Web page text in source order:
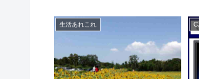
生活あれこれ